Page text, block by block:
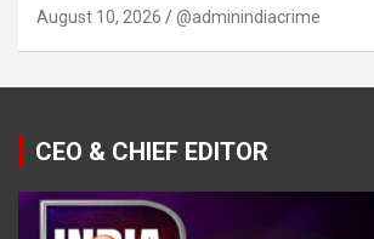
August 10, 2026 @adminindiacrime
CEO & CHIEF EDITOR